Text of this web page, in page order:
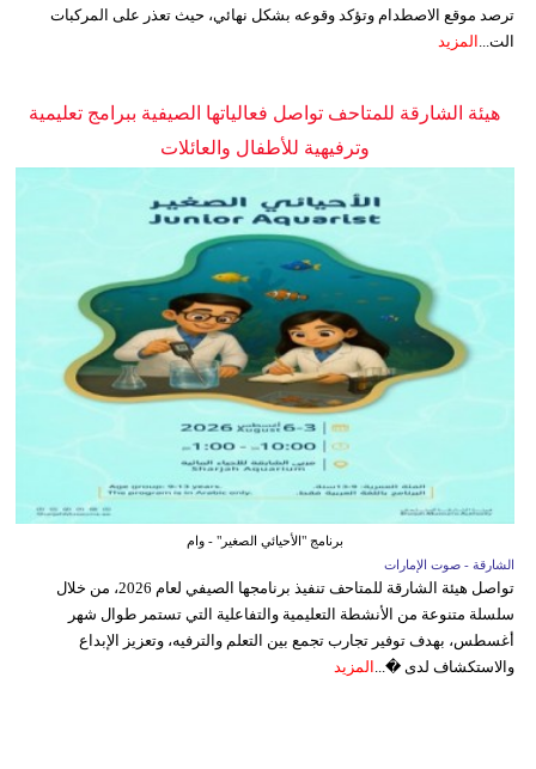
ترصد موقع الاصطدام وتؤكد وقوعه بشكل نهائي، حيث تعذر على المركبات
الت...
المزيد
هيئة الشارقة للمتاحف تواصل فعالياتها الصيفية ببرامج تعليمية
وترفيهية للأطفال والعائلات
برنامج "الأحيائي الصغير" - وام
الشارقة - صوت الإمارات
تواصل هيئة الشارقة للمتاحف تنفيذ برنامجها الصيفي لعام 2026، من خلال
سلسلة متنوعة من الأنشطة التعليمية والتفاعلية التي تستمر طوال شهر
أغسطس، بهدف توفير تجارب تجمع بين التعلم والترفيه، وتعزيز الإبداع
والاستكشاف لدى �... المزيد